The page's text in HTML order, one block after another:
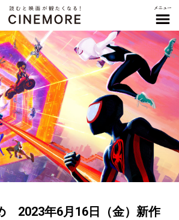
2023年6月16日（金）新作